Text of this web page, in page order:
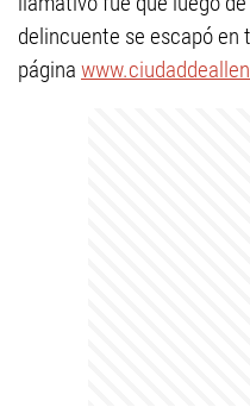
delincuente se escapó en
página